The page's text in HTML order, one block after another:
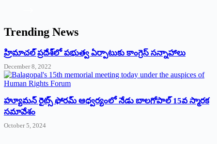
Trending News
‌హ్రిమాచల్‌ ‌ప్రదేశ్‌లో పభుత్వ ఏర్పాటుకు కాంగ్రెస్‌ ‌సన్నాహాలు
December 8, 2022
హ్యూమన్‌ రైట్స్‌ ఫోరమ్‌ ఆధ్వర్యంలో నేడు బాలగోపాల్‌ 15వ స్మారక
సమావేశం
October 5, 2024